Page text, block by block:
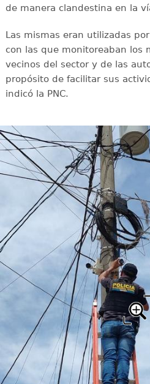
de manera clandestina en la
Las mismas eran utilizadas por
con las que monitoreaban los
vecinos del sector y de las
propósito de facilitar sus
indicó la PNC.